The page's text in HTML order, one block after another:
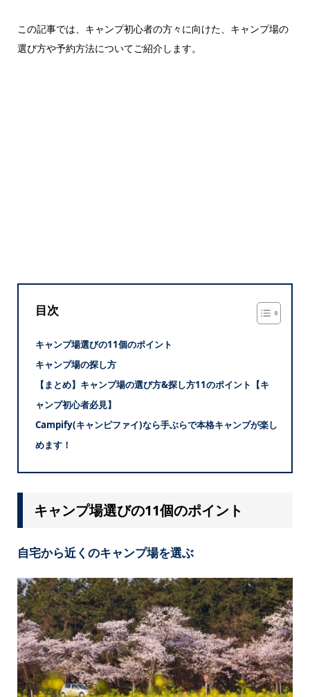
この記事では、キャンプ初心者の方々に向けた、キャンプ場の
選び方や予約方法についてご紹介します。
目次
キャンプ場選びの11個のポイント
キャンプ場の探し方
【まとめ】キャンプ場の選び方&探し方11のポイント【キ
ャンプ初心者必見】
Campify(キャンピファイ)なら手ぶらで本格キャンプが楽し
めます！
キャンプ場選びの11個のポイント
自宅から近くのキャンプ場を選ぶ